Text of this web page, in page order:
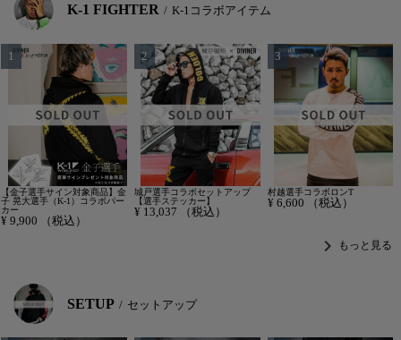
K-1 FIGHTER K-1コラボアイテム
【金子選手サイン対象商品】金
子 晃大選手（K-1）コラボパー
カー
¥ 9,900 （税込）
城戸選手コラボセットアップ
【選手ステッカー】
¥ 13,037 （税込）
村越選手コラボロンT
¥ 6,600 （税込）
chevron_right もっと見る
SETUP セットアップ